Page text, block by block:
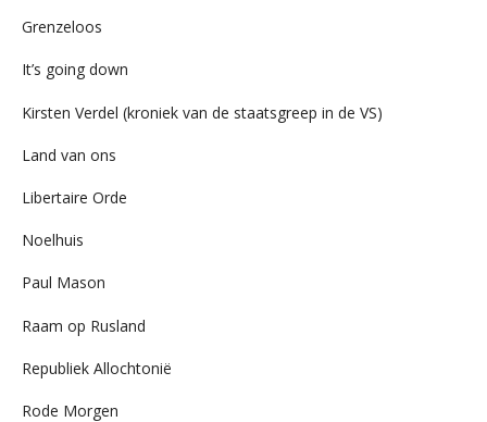
Grenzeloos
It’s going down
Kirsten Verdel (kroniek van de staatsgreep in de VS)
Land van ons
Libertaire Orde
Noelhuis
Paul Mason
Raam op Rusland
Republiek Allochtonië
Rode Morgen